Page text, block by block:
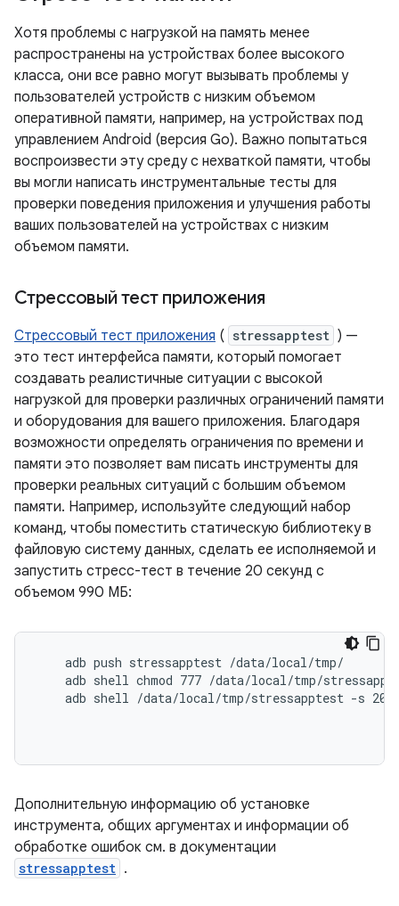
Хотя проблемы с нагрузкой на память менее
распространены на устройствах более высокого
класса, они все равно могут вызывать проблемы у
пользователей устройств с низким объемом
оперативной памяти, например, на устройствах под
управлением Android (версия Go). Важно попытаться
воспроизвести эту среду с нехваткой памяти, чтобы
вы могли написать инструментальные тесты для
проверки поведения приложения и улучшения работы
ваших пользователей на устройствах с низким
объемом памяти.
Стрессовый тест приложения
Стрессовый тест приложения ( stressapptest ) —
это тест интерфейса памяти, который помогает
создавать реалистичные ситуации с высокой
нагрузкой для проверки различных ограничений памяти
и оборудования для вашего приложения. Благодаря
возможности определять ограничения по времени и
памяти это позволяет вам писать инструменты для
проверки реальных ситуаций с большим объемом
памяти. Например, используйте следующий набор
команд, чтобы поместить статическую библиотеку в
файловую систему данных, сделать ее исполняемой и
запустить стресс-тест в течение 20 секунд с
объемом 990 МБ:
    adb push stressapptest /data/local/tmp/
adb shell chmod 777 /data/local/tmp/
adb shell /data/local/tmp/stressapptest -s 20
Дополнительную информацию об установке
инструмента, общих аргументах и ​​информации об
обработке ошибок см. в документации
stressapptest .